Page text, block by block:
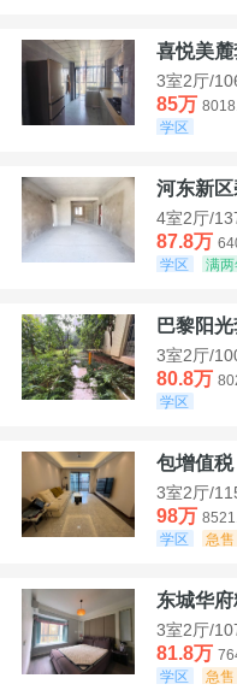
喜悦美麓
3室2厅/
85万
学区
河东新
4室2厅/
87.8万
学区
满
巴黎阳
3室2厅/
80.8万
学区
包增值税
3室2厅/
98万
学区
急售
东城华
3室2厅/
81.8万
学区
急售